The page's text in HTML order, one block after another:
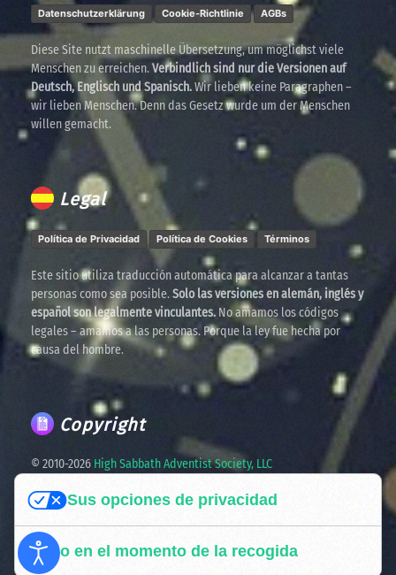
Datenschutzerklärung Cookie-Richtlinie AGBs
Diese Site nutzt maschinelle Übersetzung, um möglichst viele
Menschen zu erreichen.Verbindlich sind nur die Versionen auf
Deutsch, Englisch und Spanisch.Wir lieben keine Paragraphen –
wir lieben Menschen. Denn das Gesetz wurde um der Menschen
willen gemacht.
Legal
Política de Privacidad Política de Cookies Términos
Este sitio utiliza traducción automática para alcanzar a tantas
personas como sea posible.Solo las versiones en alemán, inglés y
español son legalmente vinculantes. No amamos los códigos
legales – amamos a las personas. Porque la ley fue hecha por
causa del hombre.
Copyright
© 2010-2026 High Sabbath Adventist Society, LLC
ahead.
Sus opciones de privacidad
Aviso en el momento de la recogida